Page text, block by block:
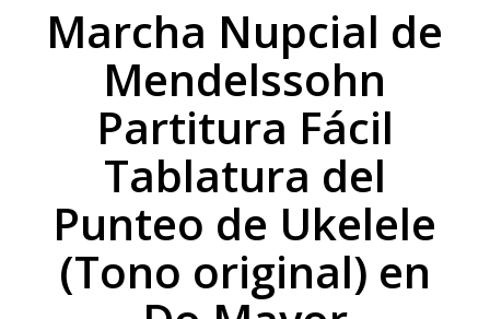
Marcha Nupcial de
Mendelssohn
Partitura Fácil
Tablatura del
Punteo de Ukelele
(Tono original) en